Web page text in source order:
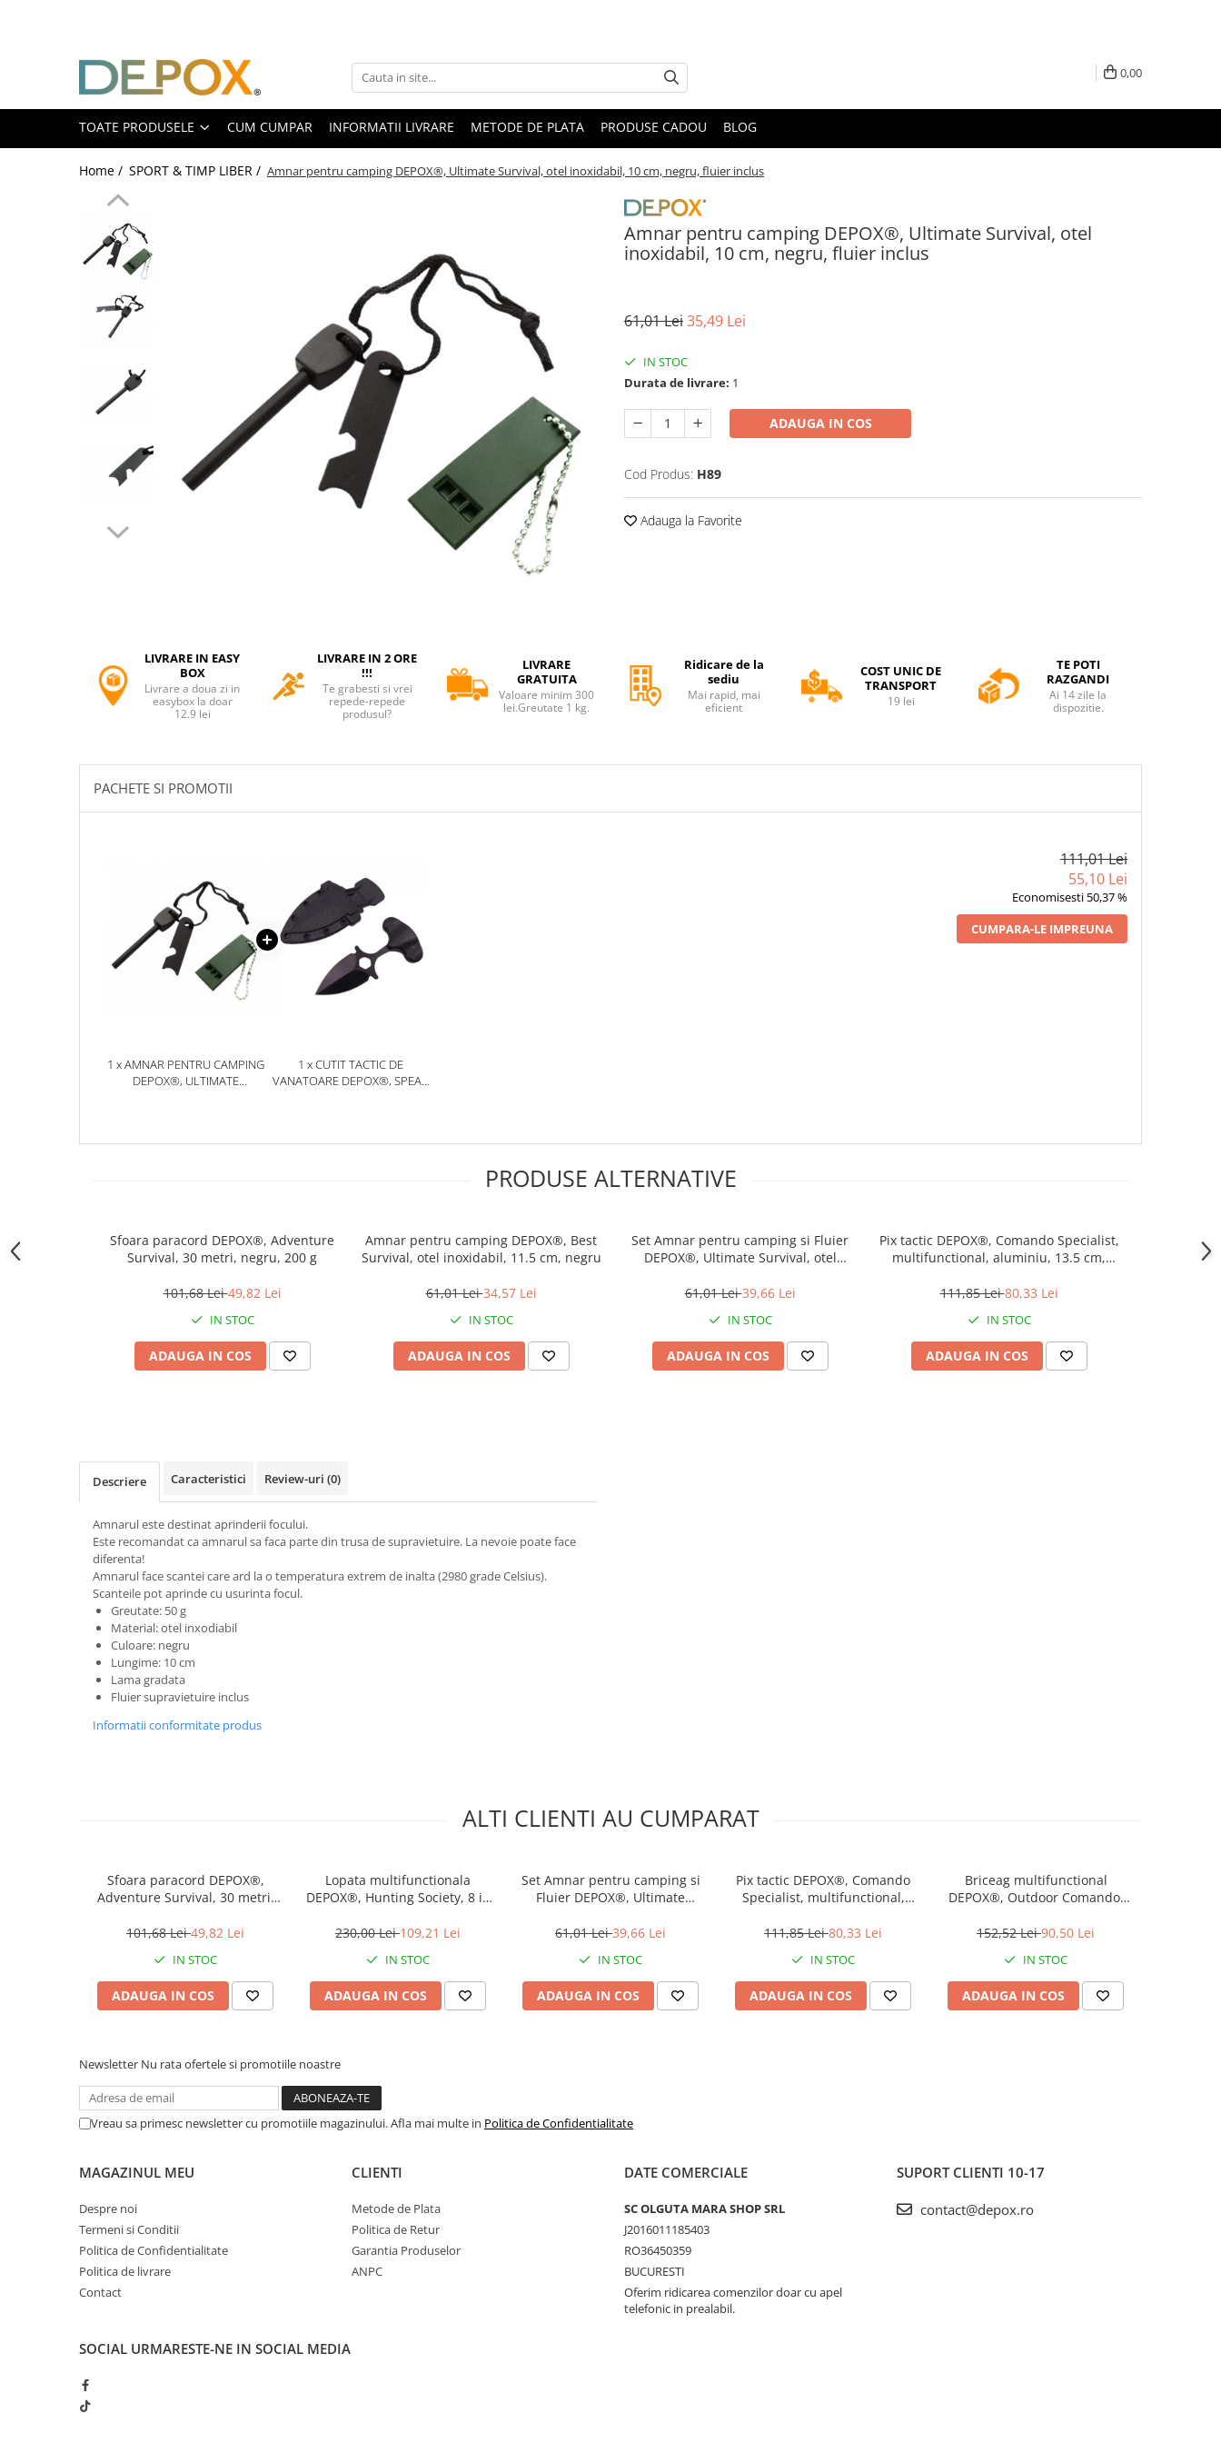
Toate Produsele
SPORT & TIMP LIBER
AUTOAPARARE
Pumnaluri si boxuri
Bastoane telescopice si nunceaguri
Spray autoaparare
Seturi & accesorii autoaparare
VANATOARE, DRUMETII & CAMPING
Briceaguri fluture & antrenament
Accesorii tactice si sport
vanatoare si tactice
ARTICOLE SUPORTERI
SPORTURI DE ECHIPA
Figurine si masinute duble
Instrumente muzicale de jucarie
Gaming, Carti & Birotica
Accesorii decorative
CASA SI GRADINA
Accesori casa & gradina
Articole Craciun
Ascutitoare si seturi de ascutire
Corpuri de iluminat
Electrocasnice
Incubatoare oua
Mori cereale si furaje
ELECTRONICE
INSTRUMENTE MUZICALE
Accesorii chitara
Accesorii vioara-viola
Orga electronica
0,00
TOATE PRODUSELE CUM CUMPAR INFORMATII LIVRARE METODE DE PLATA PRODUSE CADOU BLOG
Home / SPORT & TIMP LIBER / Amnar pentru camping DEPOX®, Ultimate Survival, otel inoxidabil, 10 cm, negru, fluier inclus
Amnar pentru camping DEPOX®, Ultimate Survival, otel
inoxidabil, 10 cm, negru, fluier inclus
61,01 Lei35,49 Lei
IN STOC
Durata de livrare: 1
ADAUGA IN COS
Cod Produs: H89
Adauga la Favorite
LIVRARE IN EASY
BOX
Livrare a doua zi in
easybox la doar
12.9 lei
LIVRARE IN 2 ORE
!!!
Te grabesti si vrei
repede-repede
produsul?
LIVRARE
GRATUITA
Valoare minim 300
lei.Greutate 1 kg.
Ridicare de la
sediu
Mai rapid, mai
eficient
COST UNIC DE
TRANSPORT
19 lei
TE POTI
RAZGANDI
Ai 14 zile la
dispozitie.
PACHETE SI PROMOTII
1 x AMNAR PENTRU CAMPING
DEPOX®, ULTIMATE
1 x CUTIT TACTIC DE
VANATOARE DEPOX®, SPEAR
111,01 Lei
55,10 Lei
Economisesti 50,37 %
CUMPARA-LE IMPREUNA
PRODUSE ALTERNATIVE
Sfoara paracord DEPOX®, Adventure
Survival, 30 metri, negru, 200 g
101,68 Lei49,82 Lei
IN STOC
ADAUGA IN COS
Amnar pentru camping DEPOX®, Best
Survival, otel inoxidabil, 11.5 cm, negru
61,01 Lei34,57 Lei
IN STOC
ADAUGA IN COS
Set Amnar pentru camping si Fluier
DEPOX®, Ultimate Survival, otel
61,01 Lei39,66 Lei
IN STOC
ADAUGA IN COS
Pix tactic DEPOX®, Comando Specialist,
multifunctional, aluminiu, 13.5 cm,
111,85 Lei80,33 Lei
IN STOC
ADAUGA IN COS
Briceag
Outdoor
Descriere Caracteristici Review-uri (0)
Amnarul este destinat aprinderii focului.
Este recomandat ca amnarul sa faca parte din trusa de supravietuire. La nevoie poate face
diferenta!
Amnarul face scantei care ard la o temperatura extrem de inalta (2980 grade Celsius).
Scanteile pot aprinde cu usurinta focul.
Greutate: 50 g
Material: otel inxodiabil
Culoare: negru
Lungime: 10 cm
Lama gradata
Fluier supravietuire inclus
Informatii conformitate produs
ALTI CLIENTI AU CUMPARAT
Sfoara paracord DEPOX®,
Adventure Survival, 30 metri,
101,68 Lei49,82 Lei
IN STOC
ADAUGA IN COS
Lopata multifunctionala
DEPOX®, Hunting Society, 8 in
argintiu
230,00 Lei109,21 Lei
IN STOC
ADAUGA IN COS
Set Amnar pentru camping si
Fluier DEPOX®, Ultimate
61,01 Lei39,66 Lei
IN STOC
ADAUGA IN COS
Pix tactic DEPOX®, Comando
Specialist, multifunctional,
111,85 Lei80,33 Lei
IN STOC
ADAUGA IN COS
Briceag multifunctional
DEPOX®, Outdoor Comando,
cm, negru, husa inclusa
152,52 Lei90,50 Lei
IN STOC
ADAUGA IN COS
Newsletter Nu rata ofertele si promotiile noastre
Vreau sa primesc newsletter cu promotiile magazinului. Afla mai multe in Politica de Confidentialitate
MAGAZINUL MEU
Despre noi
Termeni si Conditii
Politica de Confidentialitate
Politica de livrare
Contact
CLIENTI
Metode de Plata
Politica de Retur
Garantia Produselor
ANPC
DATE COMERCIALE
SC OLGUTA MARA SHOP SRL
J2016011185403
RO36450359
BUCURESTI
Oferim ridicarea comenzilor doar cu apel
telefonic in prealabil.
SUPORT CLIENTI 10-17
contact@depox.ro
SOCIAL URMARESTE-NE IN SOCIAL MEDIA